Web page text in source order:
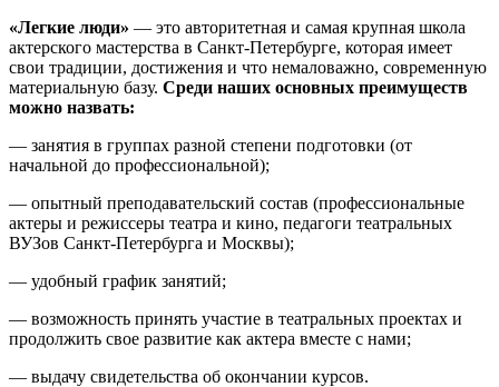
«Легкие люди» — это авторитетная и самая крупная школа
актерского мастерства в Санкт-Петербурге, которая имеет
свои традиции, достижения и что немаловажно, современную
материальную базу. Среди наших основных преимуществ
можно назвать:
— занятия в группах разной степени подготовки (от
начальной до профессиональной);
— опытный преподавательский состав (профессиональные
актеры и режиссеры театра и кино, педагоги театральных
ВУЗов Санкт-Петербурга и Москвы);
— удобный график занятий;
— возможность принять участие в театральных проектах и
продолжить свое развитие как актера вместе с нами;
— выдачу свидетельства об окончании курсов.